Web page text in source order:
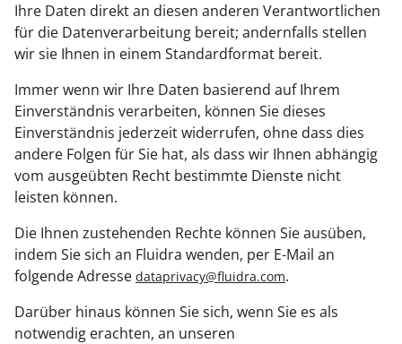
Ihre Daten direkt an diesen anderen Verantwortlichen
für die Datenverarbeitung bereit; andernfalls stellen
wir sie Ihnen in einem Standardformat bereit.
Immer wenn wir Ihre Daten basierend auf Ihrem
Einverständnis verarbeiten, können Sie dieses
Einverständnis jederzeit widerrufen, ohne dass dies
andere Folgen für Sie hat, als dass wir Ihnen abhängig
vom ausgeübten Recht bestimmte Dienste nicht
leisten können.
Die Ihnen zustehenden Rechte können Sie ausüben,
indem Sie sich an Fluidra wenden, per E-Mail an
folgende Adresse dataprivacy@fluidra.com.
Darüber hinaus können Sie sich, wenn Sie es als
notwendig erachten, an unseren